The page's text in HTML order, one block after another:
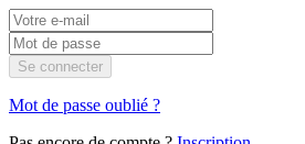
Se connecter
Mot de passe oublié ?